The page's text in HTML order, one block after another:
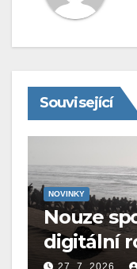
Související
NOVINKY
Nouze
digitální
27. 7. 2026